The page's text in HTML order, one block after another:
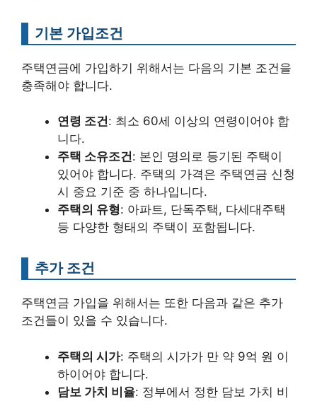
기본 가입조건
주택연금에 가입하기 위해서는 다음의 기본 조건을
충족해야 합니다.
연령 조건: 최소 60세 이상의 연령이어야 합
니다.
주택 소유조건: 본인 명의로 등기된 주택이
있어야 합니다. 주택의 가격은 주택연금 신청
시 중요 기준 중 하나입니다.
주택의 유형: 아파트, 단독주택, 다세대주택
등 다양한 형태의 주택이 포함됩니다.
추가 조건
주택연금 가입을 위해서는 또한 다음과 같은 추가
조건들이 있을 수 있습니다.
주택의 시가: 주택의 시가가 만 약 9억 원 이
하이어야 합니다.
담보 가치 비율: 정부에서 정한 담보 가치 비